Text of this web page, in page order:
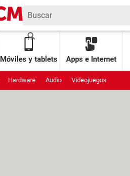
Móviles y tablets Apps e Internet
Hardware Audio Videojuegos